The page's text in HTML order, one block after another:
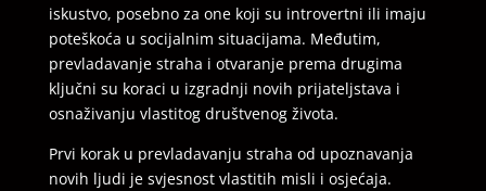
iskustvo, posebno za one koji su introvertni ili imaju
poteškoća u socijalnim situacijama. Međutim,
prevladavanje straha i otvaranje prema drugima
ključni su koraci u izgradnji novih prijateljstava i
osnaživanju vlastitog društvenog života.
Prvi korak u prevladavanju straha od upoznavanja
novih ljudi je svjesnost vlastitih misli i osjećaja.